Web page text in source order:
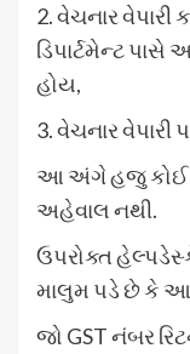
2. વેચનાર વેપારી
ડિપાર્ટમેન્ટ
હોય,
3. વેચનાર વેપારી
આ અંગે હજુ કોઈ
અહેવાલ નથી.
ઉપરોક્ત
માલુમ પડે છે કે
જો GST નંબર